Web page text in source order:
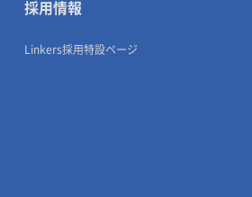
採用情報
Linkers採用特設ページ